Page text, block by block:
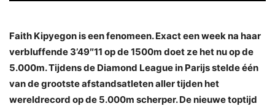
Faith Kipyegon is een fenomeen. Exact een week na haar
verbluffende 3’49″11 op de 1500m doet ze het nu op de
5.000m. Tijdens de Diamond League in Parijs stelde één
van de grootste afstandsatleten aller tijden het
wereldrecord op de 5.000m scherper. De nieuwe toptijd